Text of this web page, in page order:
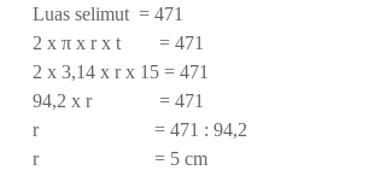
Luas selimut = 471
2 x π x r x t = 471
2 x 3,14 x r x 15 = 471
94,2 x r = 471
r = 471 : 94,2
r = 5 cm